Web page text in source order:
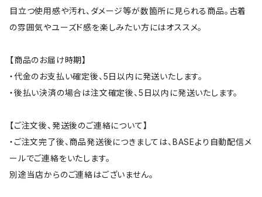
目立つ使用感や汚れ、ダメージ等が数箇所に見られる商品。古着
の雰囲気やユーズド感を楽しみたい方にはオススメ。
【商品のお届け時期】
・代金のお支払い確定後、5日以内に発送いたします。
・後払い決済の場合は注文確定後、5日以内に発送いたします。
【ご注文後、発送後のご連絡について】
・ご注文完了後、商品発送後につきましては、BASEより自動配信メ
ールでご連絡をいたします。
別途当店からのご連絡はございません。